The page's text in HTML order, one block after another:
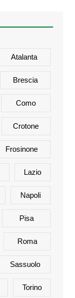
Atalanta
Brescia
Como
Crotone
Frosinone
Lazio
Napoli
Pisa
Roma
Sassuolo
Torino